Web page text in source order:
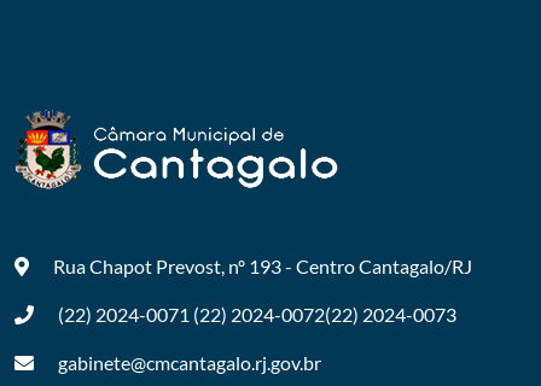
Rua Chapot Prevost, nº 193 - CentroCantagalo/RJ
(22) 2024-0071 (22) 2024-0072(22) 2024-0073
gabinete@cmcantagalo.rj.gov.br